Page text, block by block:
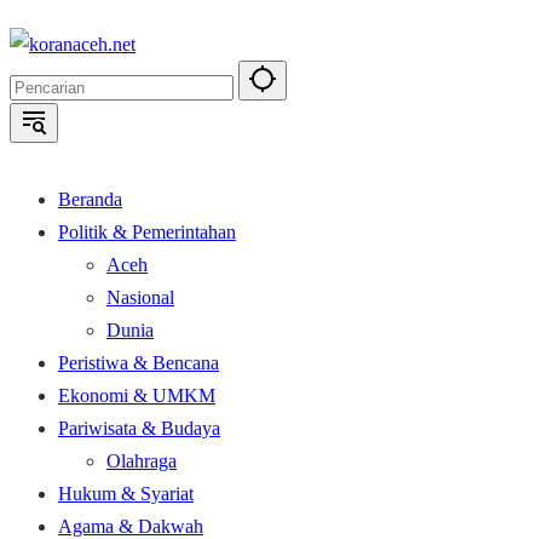
Langsung
konten
Beranda
Politik & Pemerintahan
Aceh
Nasional
Dunia
Peristiwa & Bencana
Ekonomi & UMKM
Pariwisata & Budaya
Olahraga
Hukum & Syariat
Agama & Dakwah